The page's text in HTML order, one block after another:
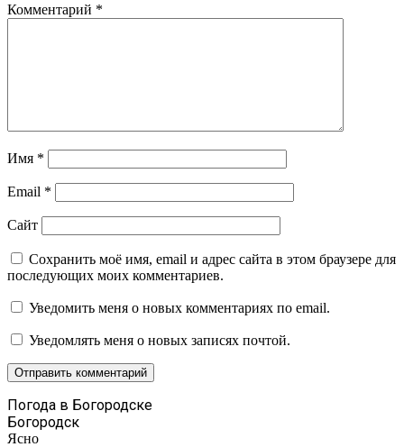
Комментарий *
Имя *
Email *
Сайт
Сохранить моё имя, email и адрес сайта в этом браузере для
последующих моих комментариев.
Уведомить меня о новых комментариях по email.
Уведомлять меня о новых записях почтой.
Погода в Богородске
Богородск
Ясно